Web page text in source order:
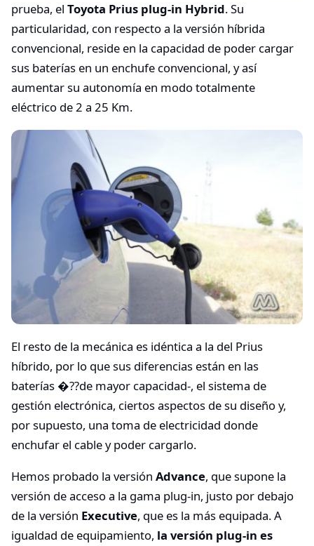
prueba, el Toyota Prius plug-in Hybrid. Su
particularidad, con respecto a la versión híbrida
convencional, reside en la capacidad de poder cargar
sus baterías en un enchufe convencional, y así
aumentar su autonomía en modo totalmente
eléctrico de 2 a 25 Km.
El resto de la mecánica es idéntica a la del Prius
híbrido, por lo que sus diferencias están en las
baterías �??de mayor capacidad-, el sistema de
gestión electrónica, ciertos aspectos de su diseño y,
por supuesto, una toma de electricidad donde
enchufar el cable y poder cargarlo.
Hemos probado la versión Advance, que supone la
versión de acceso a la gama plug-in, justo por debajo
de la versión Executive, que es la más equipada. A
igualdad de equipamiento, la versión plug-in es